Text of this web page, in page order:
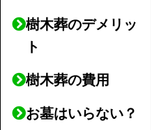
樹木葬のデメリッ
ト
樹木葬の費用
お墓はいらない？